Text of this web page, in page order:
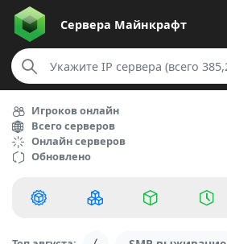
Сервера Майнкрафт
Игроков онлайн
Всего серверов
Онлайн серверов
Обновлено